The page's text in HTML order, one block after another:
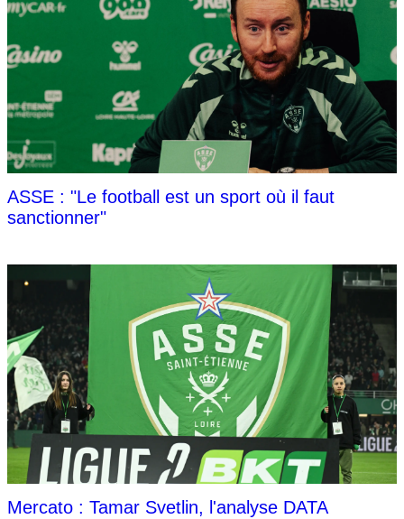
ASSE : "Le football est un sport où il faut
sanctionner"
Mercato : Tamar Svetlin, l'analyse DATA